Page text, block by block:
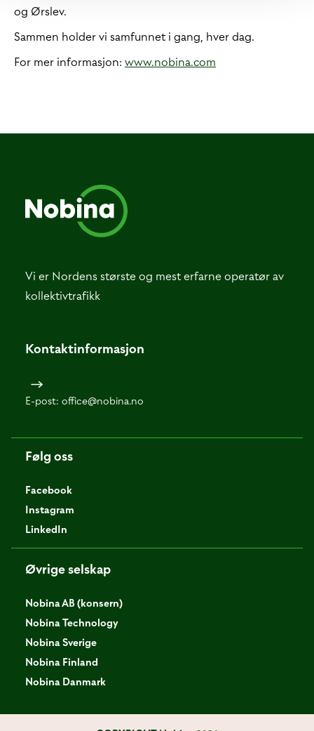
og Ørslev.
Sammen holder vi samfunnet i gang, hver dag.
For mer informasjon: www.nobina.com
Vi er Nordens største og mest erfarne operatør av
kollektivtrafikk
Kontaktinformasjon
E-post: office@nobina.no
Følg oss
Facebook
Instagram
LinkedIn
Øvrige selskap
Nobina AB (konsern)
Nobina Technology
Nobina Sverige
Nobina Finland
Nobina Danmark